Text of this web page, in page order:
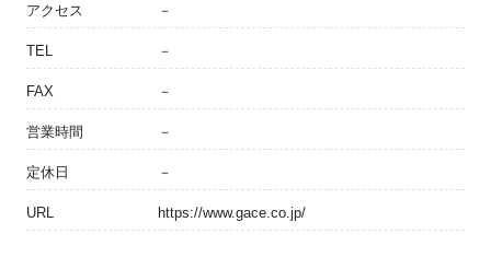
アクセス －
TEL －
FAX －
営業時間 －
定休日 －
URL https://www.gace.co.jp/